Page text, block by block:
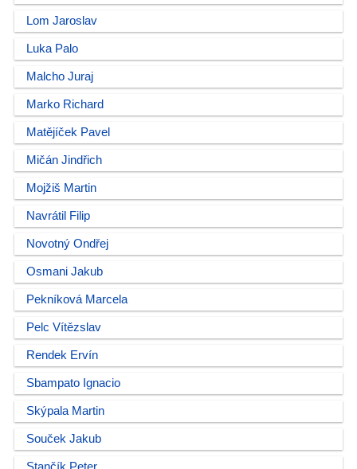
Lom Jaroslav
Luka Palo
Malcho Juraj
Marko Richard
Matějíček Pavel
Mičán Jindřich
Mojžiš Martin
Navrátil Filip
Novotný Ondřej
Osmani Jakub
Pekníková Marcela
Pelc Vítězslav
Rendek Ervín
Sbampato Ignacio
Skýpala Martin
Souček Jakub